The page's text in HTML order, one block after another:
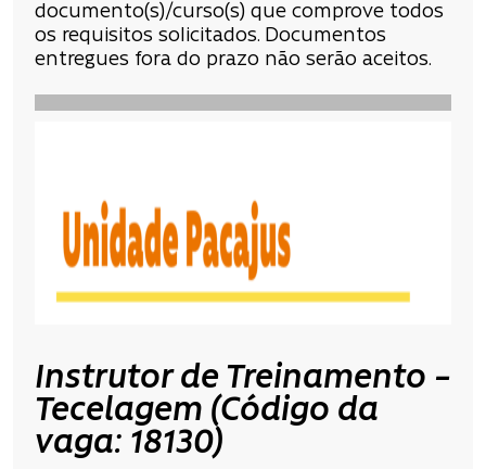
documento(s)/curso(s) que comprove todos
os requisitos solicitados. Documentos
entregues fora do prazo não serão aceitos.
Instrutor de Treinamento –
Tecelagem (Código da
vaga: 18130)